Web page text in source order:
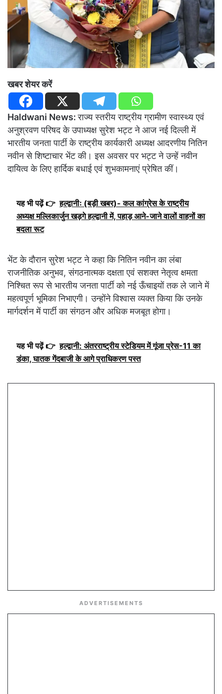
खबर शेयर करें
Haldwani News:राज्य स्तरीय राष्ट्रीय ग्रामीण स्वास्थ्य एवं
अनुश्रवण परिषद के उपाध्यक्ष सुरेश भट्ट ने आज नई दिल्ली में
भारतीय जनता पार्टी के राष्ट्रीय कार्यकारी अध्यक्ष आदरणीय नितिन
नवीन से शिष्टाचार भेंट की। इस अवसर पर भट्ट ने उन्हें नवीन
दायित्व के लिए हार्दिक बधाई एवं शुभकामनाएं प्रेषित कीं।
यह भी पढ़ें 👉 हल्द्वानीः (बड़ी खबर)- कल कांग्रेस के राष्ट्रीय
अध्यक्ष मल्लिकार्जुन खड़गे हल्द्वानी में, पहाड़ आने-जाने वालों वाहनों का
बदला रूट
भेंट के दौरान सुरेश भट्ट ने कहा कि नितिन नवीन का लंबा
राजनीतिक अनुभव, संगठनात्मक दक्षता एवं सशक्त नेतृत्व क्षमता
निश्चित रूप से भारतीय जनता पार्टी को नई ऊँचाइयों तक ले जाने में
महत्वपूर्ण भूमिका निभाएगी। उन्होंने विश्वास व्यक्त किया कि उनके
मार्गदर्शन में पार्टी का संगठन और अधिक मजबूत होगा।
यह भी पढ़ें 👉 हल्द्वानी: अंतरराष्ट्रीय स्टेडियम में गूंजा प्रेस-11 का
डंका, घातक गेंदबाजी के आगे प्राधिकरण पस्त
ADVERTISEMENTS